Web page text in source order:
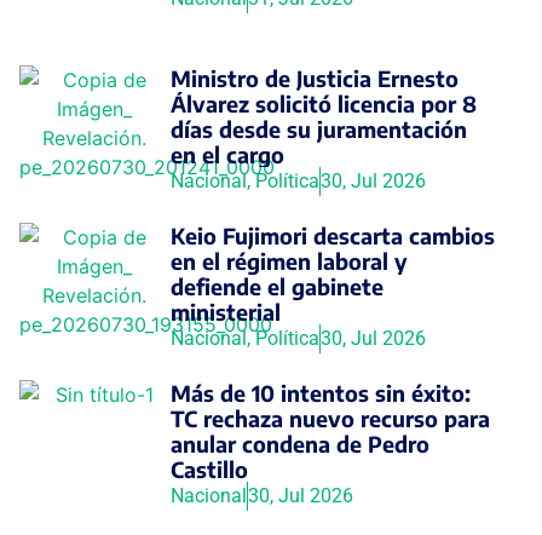
Ministro de Justicia Ernesto
Álvarez solicitó licencia por 8
días desde su juramentación
en el cargo
Nacional,Política30, Jul 2026
Keio Fujimori descarta cambios
en el régimen laboral y
defiende el gabinete
ministerial
Nacional,Política30, Jul 2026
Más de 10 intentos sin éxito:
TC rechaza nuevo recurso para
anular condena de Pedro
Castillo
Nacional 30, Jul 2026